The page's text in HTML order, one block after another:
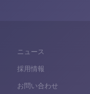
ニュース
採用情報
お問い合わせ